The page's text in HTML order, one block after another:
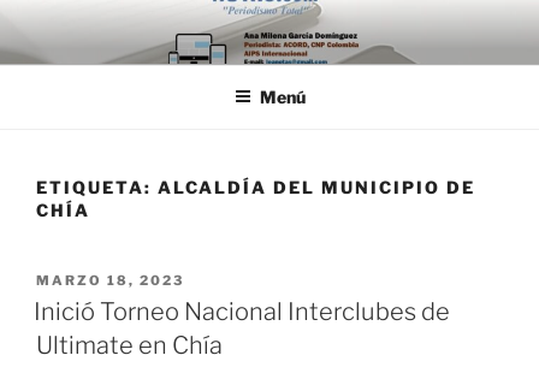
Saltar
al
contenido
Menú
ETIQUETA: ALCALDÍA DEL MUNICIPIO DE
CHÍA
PUBLICADO
EL
MARZO 18, 2023
Inició Torneo Nacional Interclubes de
Ultimate en Chía